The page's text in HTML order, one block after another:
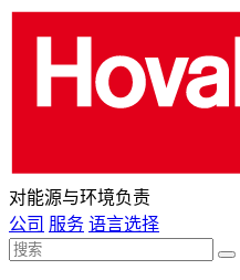
对能源与环境负责
公司 服务语言选择